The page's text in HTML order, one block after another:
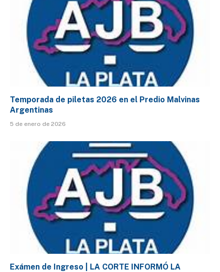
Temporada de piletas 2026 en el Predio Malvinas
Argentinas
5 de enero de 2026
Exámen de Ingreso | LA CORTE INFORMÓ LA